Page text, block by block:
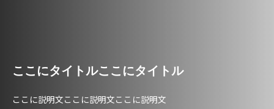
ここにタイトルここにタイトル
ここに説明文ここに説明文ここに説明文